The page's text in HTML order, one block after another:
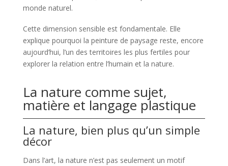
monde naturel.
Cette dimension sensible est fondamentale. Elle
explique pourquoi la peinture de paysage reste, encore
aujourd’hui, l’un des territoires les plus fertiles pour
explorer la relation entre l’humain et la nature.
La nature comme sujet,
matière et langage plastique
La nature, bien plus qu’un simple
décor
Dans l’art, la nature n’est pas seulement un motif